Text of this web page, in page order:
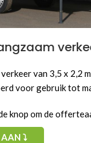
van 3,5 x 2,2
voor gebruik tot
knop om de
⤵